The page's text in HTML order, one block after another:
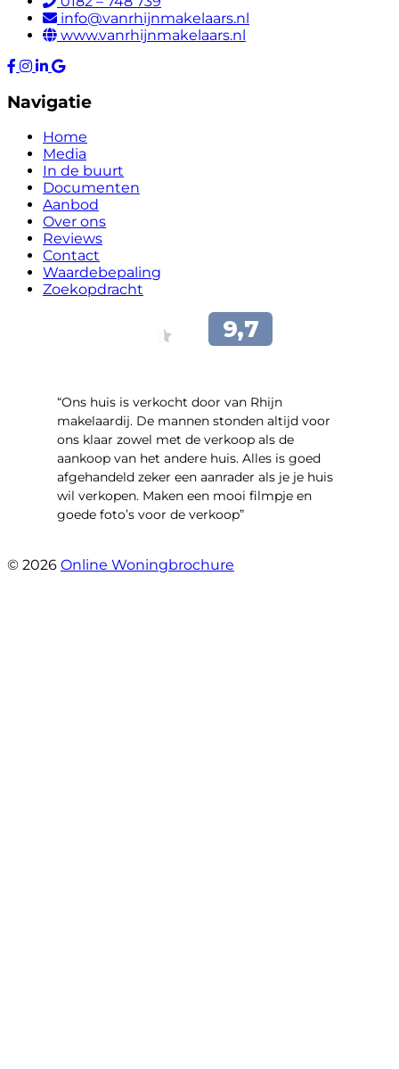
info@vanrhijnmakelaars.nl
www.vanrhijnmakelaars.nl
Navigatie
Home
Media
In de buurt
Documenten
Aanbod
Over ons
Reviews
Contact
Waardebepaling
Zoekopdracht
“Ons huis is verkocht door van Rhijn
makelaardij. De mannen stonden altijd voor
ons klaar zowel met de verkoop als de
aankoop van het andere huis. Alles is goed
afgehandeld zeker een aanrader als je je huis
wil verkopen. Maken een mooi filmpje en
goede foto’s voor de verkoop”
© 2026 Online Woningbrochure